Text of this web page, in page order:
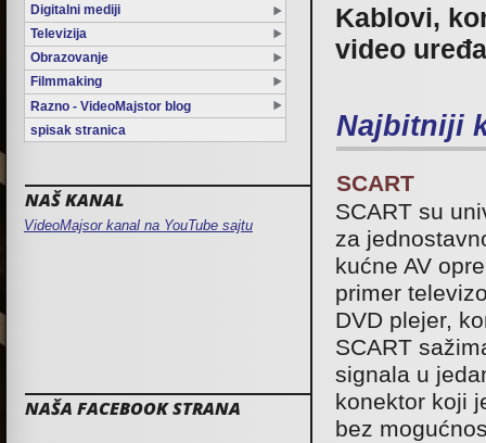
Digitalni mediji
Televizija
Obrazovanje
Filmmaking
Razno - VideoMajstor blog
spisak stranica
NAŠ KANAL
VideoMajsor kanal na YouTube sajtu
NAŠA FACEBOOK STRANA
Kablovi,
video
Najbitniji
SCART
SCART su
za
kućne AV
primer
DVD plejer,
SCART
signala u
konektor koji
bez